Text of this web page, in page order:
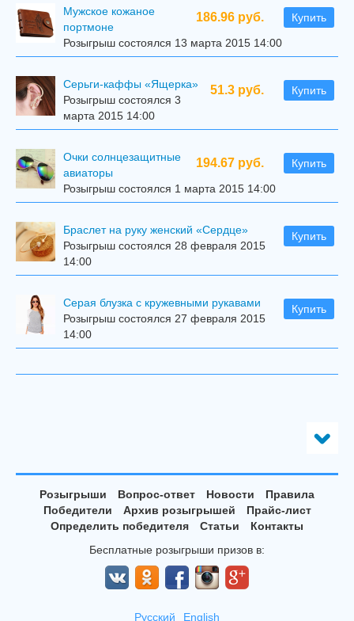
186.96 руб. Купить
Мужское кожаное
портмоне
Розыгрыш состоялся 13 марта 2015 14:00
51.3 руб. Купить
Серьги-каффы «Ящерка»
Розыгрыш состоялся 3
марта 2015 14:00
194.67 руб. Купить
Очки солнцезащитные
авиаторы
Розыгрыш состоялся 1 марта 2015 14:00
Купить
Браслет на руку женский «Сердце»
Розыгрыш состоялся 28 февраля 2015
14:00
Купить
Серая блузка с кружевными рукавами
Розыгрыш состоялся 27 февраля 2015
14:00
Розыгрыши Вопрос-ответ Новости
Правила
Победители
Архив розыгрышей
Прайс-лист
Определить победителя
Статьи
Контакты
Бесплатные розыгрыши призов в:
Русский English